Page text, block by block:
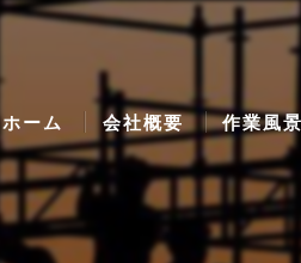
ホーム 会社概要 作業風景